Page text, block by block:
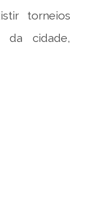
torneios
da cidade,